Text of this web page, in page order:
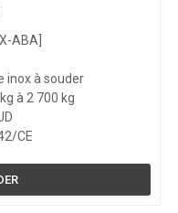
ABA]
inox à souder
à 2 700 kg
CE